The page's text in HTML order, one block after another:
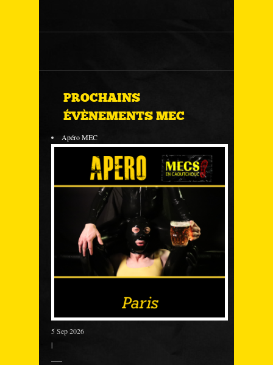
PROCHAINS
ÉVÈNEMENTS MEC
Apéro MEC
5 Sep 2026
|